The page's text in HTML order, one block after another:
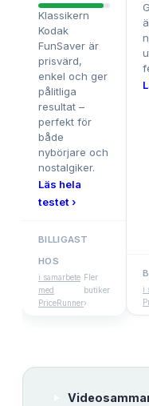
Klassikern
Kodak
FunSaver är
prisvärd,
enkel och ger
pålitliga
resultat –
perfekt för
både
nybörjare och
nostalgiker.
Läs hela
testet ›
BILLIGAST
HOS
i samarbete
med
PriceRunner
Fler
butiker
›
i